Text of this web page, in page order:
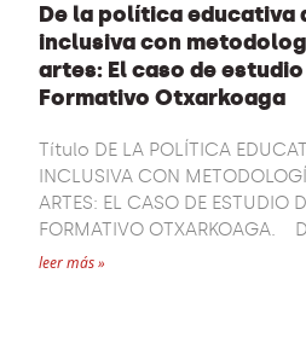
De la política educativa
inclusiva con
artes: El caso de
Formativo Otxarkoaga
Título DE LA POLÍTICA
INCLUSIVA CON
ARTES: EL CASO DE ESTUDIO
FORMATIVO OTXARKOAGA.
leer más »